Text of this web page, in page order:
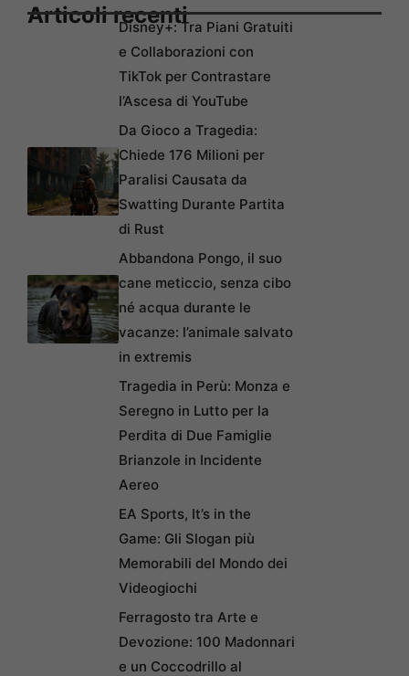
Articoli recentiDisney+: Tra Piani Gratuiti
e Collaborazioni con
TikTok per Contrastare
l’Ascesa di YouTube
Da Gioco a Tragedia:
Chiede 176 Milioni per
Paralisi Causata da
Swatting Durante Partita
di Rust
Abbandona Pongo, il suo
cane meticcio, senza cibo
né acqua durante le
vacanze: l’animale salvato
in extremis
Tragedia in Perù: Monza e
Seregno in Lutto per la
Perdita di Due Famiglie
Brianzole in Incidente
Aereo
EA Sports, It’s in the
Game: Gli Slogan più
Memorabili del Mondo dei
Videogiochi
Ferragosto tra Arte e
Devozione: 100 Madonnari
e un Coccodrillo al